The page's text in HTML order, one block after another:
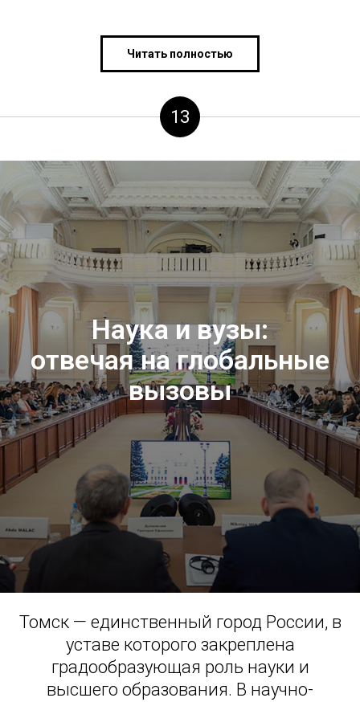
Читать полностью
13
Наука и вузы:
отвечая на глобальные
вызовы
Томск — единственный город России, в
уставе которого закреплена
градообразующая роль науки и
высшего образования. В научно-